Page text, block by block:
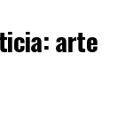
arte